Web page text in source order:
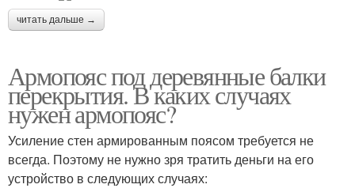
читать дальше →
Армопояс под деревянные балки
перекрытия. В каких случаях
нужен армопояс?
Усиление стен армированным поясом требуется не
всегда. Поэтому не нужно зря тратить деньги на его
устройство в следующих случаях: